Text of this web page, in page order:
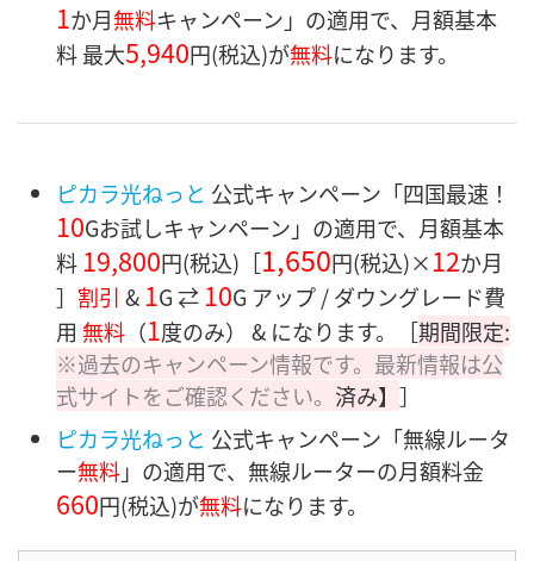
1か月無料キャンペーン」の適用で、月額基本
料 最大5,940円(税込)が無料になります。
ピカラ光ねっと 公式キャンペーン「四国最速！
10Gお試しキャンペーン」の適用で、月額基本
料 19,800円(税込)［1,650円(税込)×12か月
］ 割引 & 1G ⇄ 10G アップ / ダウングレード費
用 無料 （1度のみ） & になります。［期間限定:
※過去のキャンペーン情報です。最新情報は公
式サイトをご確認ください。 済み】 ］
ピカラ光ねっと 公式キャンペーン「無線ルータ
ー無料」の適用で、無線ルーターの月額料金
660円(税込)が無料になります。